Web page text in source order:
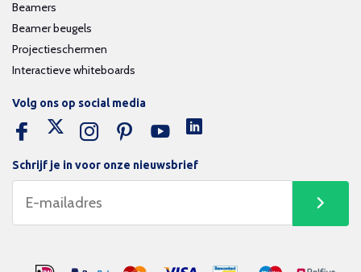
Beamers
Beamer beugels
Projectieschermen
Interactieve whiteboards
Schrijf je in voor onze nieuwsbrief
Volg ons op social media